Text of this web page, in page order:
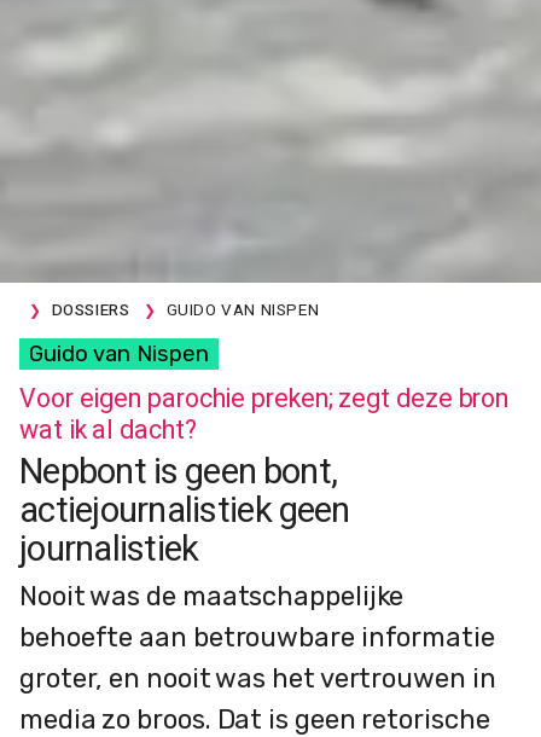
DOSSIERS GUIDO VAN NISPEN
Guido van Nispen
Voor eigen parochie preken; zegt deze bron
wat ik al dacht?
Nepbont is geen bont,
actiejournalistiek geen
journalistiek
Nooit was de maatschappelijke
behoefte aan betrouwbare informatie
groter, en nooit was het vertrouwen in
media zo broos. Dat is geen retorische